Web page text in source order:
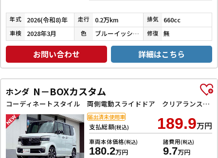
年式 2026(令和8)年 走行 0.2万km 排気 660cc
車検 2028年3月 色 ブルーイッシュブラックパール３ 修復 無
お問い合わせ 詳細はこちら
ホンダ N－BOXカスタム
コーディネートスタイル 両側電動スライドドア クリアランスソナー オートクルーズコントロール レーンアシスト オートライト スマートキー アイドリングストップ 電動格納ミラー ベンチシート CVT ESC
支払総額(税込) 189.9万円
車両本体価格(税込)
180.2万円
諸費用(税込)
9.7万円
届出済未使用車